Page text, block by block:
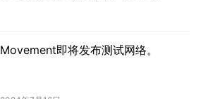
Movement即将发布测试网络。